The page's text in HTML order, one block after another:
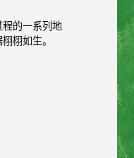
的一系列地
栩如生。